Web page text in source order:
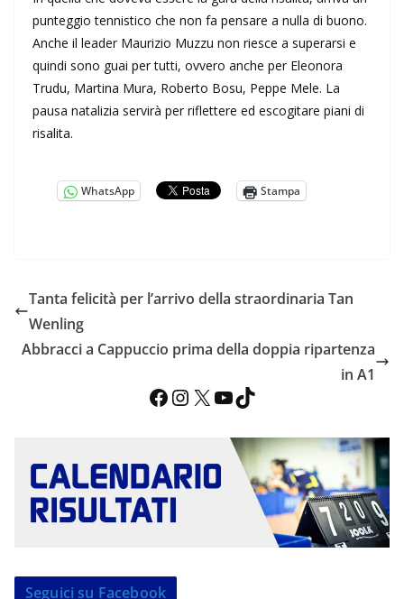
punteggio tennistico che non fa pensare a nulla di buono.
Anche il leader Maurizio Muzzu non riesce a superarsi e
quindi sono guai per tutti, ovvero anche per Eleonora
Trudu, Martina Mura, Roberto Bosu, Peppe Mele. La
pausa natalizia servirà per riflettere ed escogitare piani di
risalita.
WhatsApp Stampa
Tanta felicità per l’arrivo della straordinaria Tan
Wenling
Abbracci a Cappuccio prima della doppia ripartenza
in A1
Facebook InstagramX YouTube TikTok
Seguici su Facebook